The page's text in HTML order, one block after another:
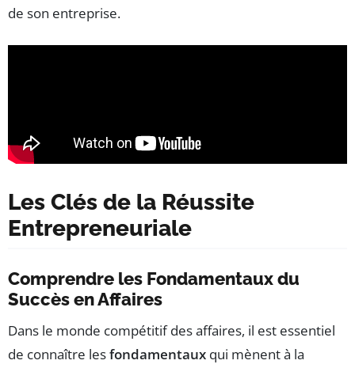
de son entreprise.
Les Clés de la Réussite
Entrepreneuriale
Comprendre les Fondamentaux du
Succès en Affaires
Dans le monde compétitif des affaires, il est essentiel
de connaître lesfondamentaux qui mènent à la